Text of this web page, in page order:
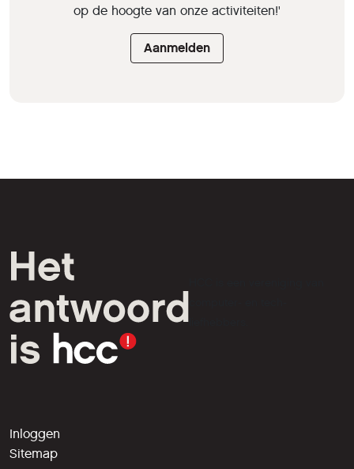
op de hoogte van onze activiteiten!'
Aanmelden
liefhebbers.
Inloggen
Sitemap